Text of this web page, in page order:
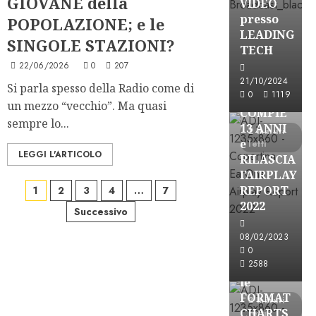
POPOLAZIONE; e le
SINGOLE STAZIONI?
22/06/2026 0 207
Si parla spesso della Radio come di
un mezzo “vecchio”. Ma quasi
sempre lo...
LEGGI L'ARTICOLO
Paginazione
1 2 3 4 …
7
Successivo
VIDEO
presso
LEADING
TECH
21/10/2024
0
1119
2 minuti
letti
Partnership
EARONE
COMPIE
13 ANNI
e
RILASCIA
l’AIRPLAY
REPORT
2022
08/02/2023
0
2588
3 minuti
letti
Partnership
le
FORMAT